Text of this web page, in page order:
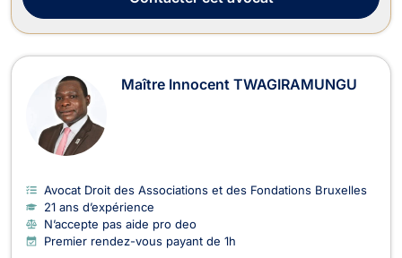
Maître Innocent TWAGIRAMUNGU
Avocat Droit des Associations et des Fondations Bruxelles
21 ans d’expérience
N’accepte pas aide pro deo
Premier rendez-vous payant de 1h